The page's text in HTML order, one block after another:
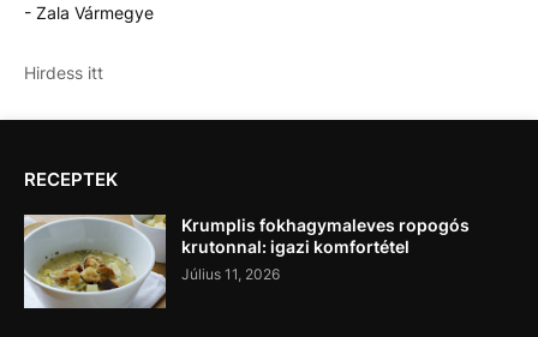
- Zala Vármegye
Hirdess itt
RECEPTEK
Krumplis fokhagymaleves ropogós
krutonnal: igazi komfortétel
Július 11, 2026